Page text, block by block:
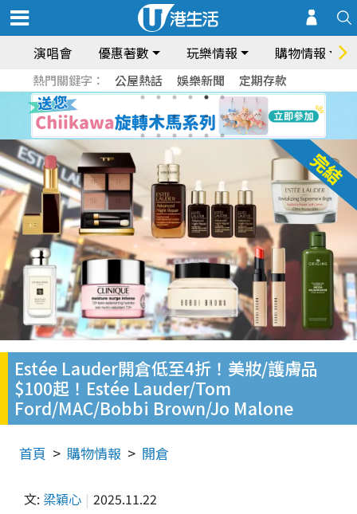
演唱會 優惠著數 玩樂情報 購物情報
熱門關鍵字： 公屋熱話 娛樂新聞 定期存款
Estée Lauder開倉低至4折！美妝/護膚品
$100起！Estée Lauder/Tom
Ford/MAC/Bobbi Brown/Jo Malone
首頁 購物情報 開倉
文: 梁穎心 2025.11.22